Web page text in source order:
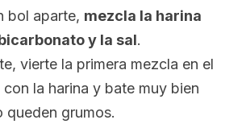
bol aparte, mezcla la harina
y la sal.
vierte la primera mezcla en el
la harina y bate muy bien
queden grumos.